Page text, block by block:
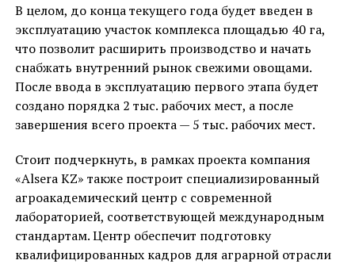
В целом, до конца текущего года будет введен в
эксплуатацию участок комплекса площадью 40 га,
что позволит расширить производство и начать
снабжать внутренний рынок свежими овощами.
После ввода в эксплуатацию первого этапа будет
создано порядка 2 тыс. рабочих мест, а после
завершения всего проекта — 5 тыс. рабочих мест.
Стоит подчеркнуть, в рамках проекта компания
«Alsera KZ» также построит специализированный
агроакадемический центр с современной
лабораторией, соответствующей международным
стандартам. Центр обеспечит подготовку
квалифицированных кадров для аграрной отрасли